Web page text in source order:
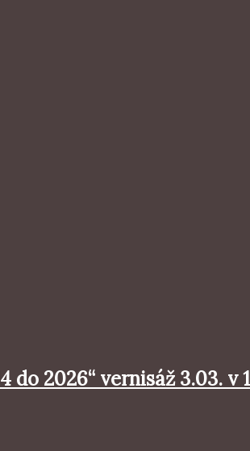
do 2026“ vernisáž 3.03. v